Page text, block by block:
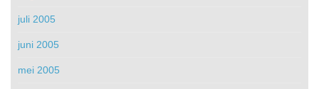
juli 2005
juni 2005
mei 2005